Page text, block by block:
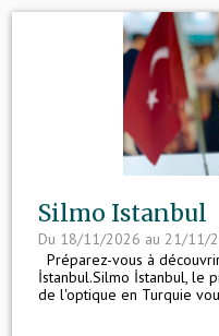
Silmo Istanbul
Du 18/11/2026 au 21/11/
Préparez-vous à
İstanbul.Silmo İstanbul, le
de l'optique en Turquie